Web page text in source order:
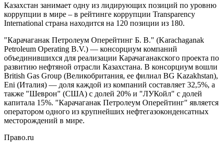
Казахстан занимает одну из лидирующих позиций по уровню
коррупции в мире – в рейтинге коррупции Transparency
International страна находится на 120 позиции из 180.
"Карачаганак Петролеум Оперейтинг Б. В." (Karachaganak
Petroleum Operating B.V.) — консорциум компаний
объединившихся для реализации Карачаганакского проекта по
развитию нефтяной отрасли Казахстана. В консорциум вошли
British Gas Group (Великобритания, ее филиал BG Kazakhstan),
Eni (Италия) — доля каждой из компаний составляет 32,5%, а
также "Шеврон" (США) с долей 20% и "ЛУКойл" с долей
капитала 15%. "Карачаганак Петролеум Оперейтинг" является
оператором одного из крупнейших нефтегазоконденсатных
месторождений в мире.
Право.ru